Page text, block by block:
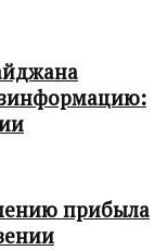
прибыла